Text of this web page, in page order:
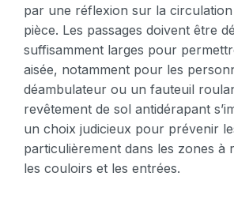
par une réflexion sur la
pièce. Les passages doivent être
suffisamment larges pour
aisée, notamment pour les
déambulateur ou un fauteuil
revêtement de sol antidérapant
un choix judicieux pour prévenir
particulièrement dans les zones à
les couloirs et les entrées.